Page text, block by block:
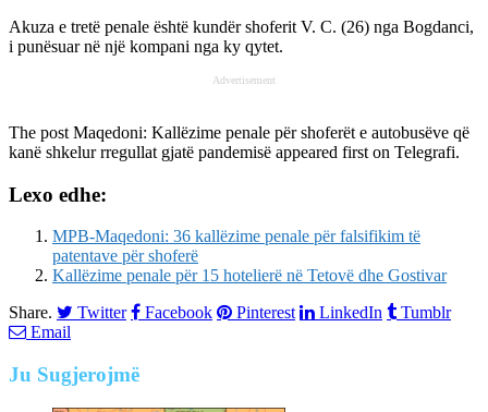
Akuza e tretë penale është kundër shoferit V. C. (26) nga Bogdanci,
i punësuar në një kompani nga ky qytet.
Advertisement
The post Maqedoni: Kallëzime penale për shoferët e autobusëve që
kanë shkelur rregullat gjatë pandemisë appeared first on Telegrafi.
Lexo edhe:
MPB-Maqedoni: 36 kallëzime penale për falsifikim të
patentave për shoferë
Kallëzime penale për 15 hotelierë në Tetovë dhe Gostivar
Share.
Twitter Facebook Pinterest LinkedIn
Tumblr
Email
Ju Sugjerojmë